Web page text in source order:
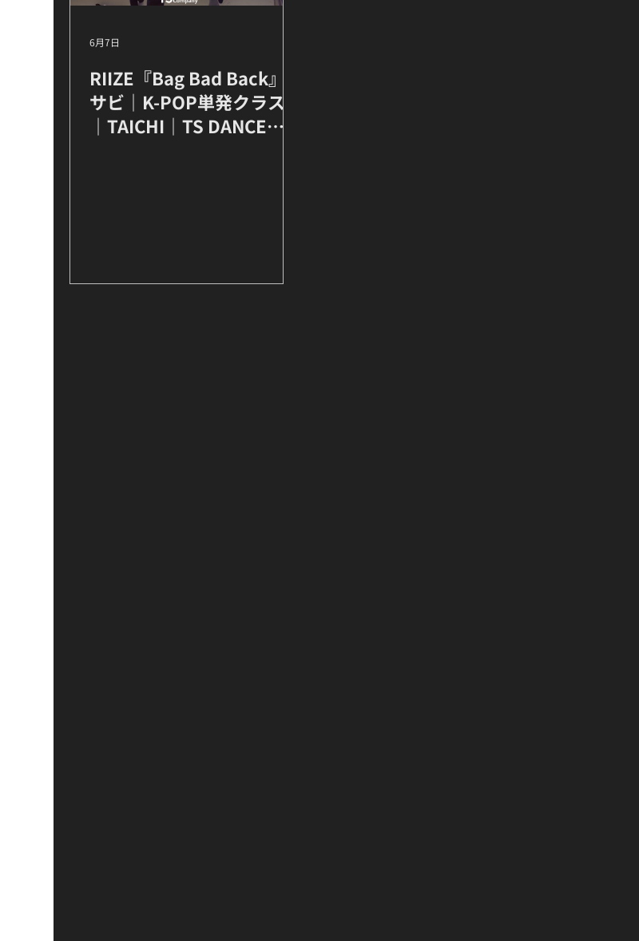
RIIZE『Bag Bad Back』
サビ｜K-POP単発クラス
｜TAICHI｜TS DANCE
6月7日